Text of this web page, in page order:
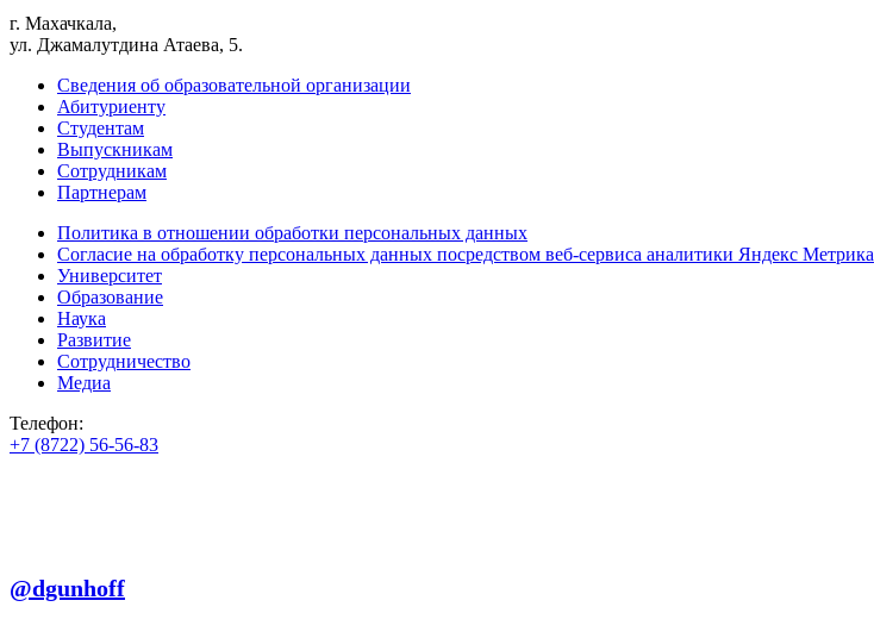
г. Махачкала,
ул. Джамалутдина Атаева, 5.
Сведения об образовательной организации
Абитуриенту
Студентам
Выпускникам
Сотрудникам
Партнерам
Политика в отношении обработки персональных данных
Согласие на обработку персональных данных посредством веб-сервиса аналитики Яндекс Метрика
Университет
Образование
Наука
Развитие
Сотрудничество
Медиа
Телефон:
+7 (8722) 56-56-83
@dgunhoff